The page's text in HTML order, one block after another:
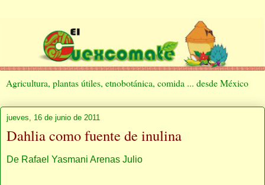
Agricultura, plantas útiles, etnobotánica, comida ... desde México
jueves, 16 de junio de 2011
Dahlia como fuente de inulina
De Rafael Yasmani Arenas Julio